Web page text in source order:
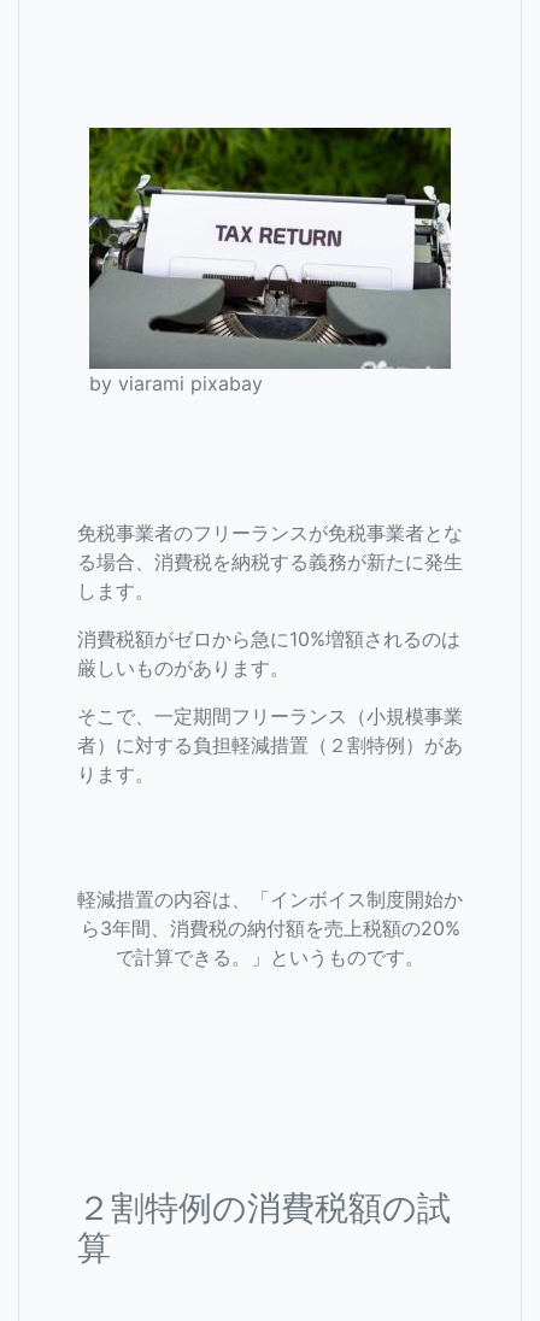
by viarami pixabay
免税事業者のフリーランスが免税事業者とな
る場合、消費税を納税する義務が新たに発生
します。
消費税額がゼロから急に10%増額されるのは
厳しいものがあります。
そこで、一定期間フリーランス（小規模事業
者）に対する負担軽減措置（２割特例）があ
ります。
軽減措置の内容は、「インボイス制度開始か
ら3年間、消費税の納付額を売上税額の20%
で計算できる。」というものです。
２割特例の消費税額の試
算